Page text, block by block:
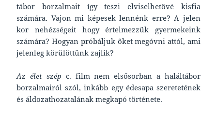
tábor borzalmait így teszi elviselhetővé kisfia
számára. Vajon mi képesek lennénk erre? A jelen
kor nehézségeit hogy értelmezzük gyermekeink
számára? Hogyan próbáljuk őket megóvni attól, ami
jelenleg körülöttünk zajlik?
Az élet szép c. film nem elsősorban a haláltábor
borzalmairól szól, inkább egy édesapa szeretetének
és áldozathozatalának megkapó története.